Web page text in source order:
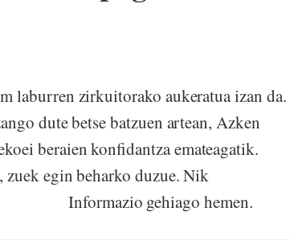
laburren zirkuitorako aukeratua izan da.
dute betse batzuen artean, Azken
beraien konfidantza emateagatik.
egin beharko duzue. Nik
Informazio gehiago hemen.